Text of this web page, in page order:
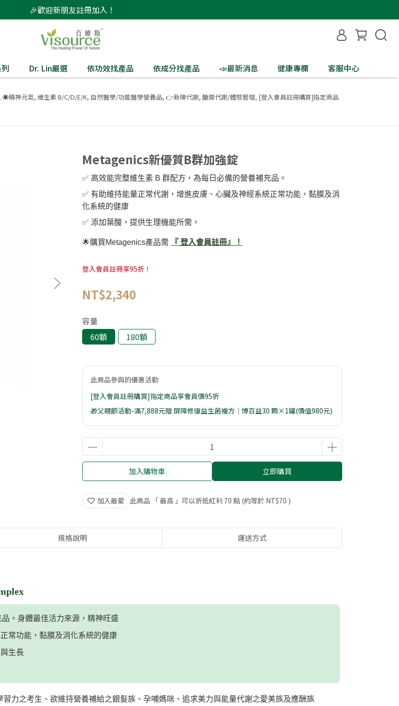
🎉歡迎新朋友註冊加入！
Dr. Lin嚴選 依功效找產品 依成分找產品 📣最新消息 健康專欄 客服中心
, ☀️精神元氣, 維生素 B/C/D/E/K, 自然醫學/功能醫學營養品, 👉新陳代謝, 醣類代謝/體態管理, [登入會員註冊購買]指定商品
Metagenics新優質B群加強錠
✅️ 高效能完整維生素 B 群配方，為每日必備的營養補充品。
✅️ 有助維持能量正常代謝，增進皮膚、心臟及神經系統正常功能，黏膜及消
化系統的健康
✅️ 添加葉酸，提供生理機能所需。
🌟購買Metagenics產品需 『 登入會員註冊』！
登入會員註冊享95折！
NT$2,340
容量
60顆
180顆
此商品參與的優惠活動
[登入會員註冊購買]指定商品享會員價95折
🎁父親節活動-滿7,888元贈 屏障修復益生菌複方｜博百益30 顆×1罐(價值980元)
加入購物車 立即購買
加入最愛 此商品 「 最高 」可以折抵紅利 70 點 (約等於 NT$70 )
規格說明 運送方式
。身體最佳活力來源，精神旺盛
常功能，黏膜及消化系統的健康
生長
力之考生、欲維持營養補給之銀髮族、孕哺媽咪、追求美力與能量代謝之愛美族及應酬族